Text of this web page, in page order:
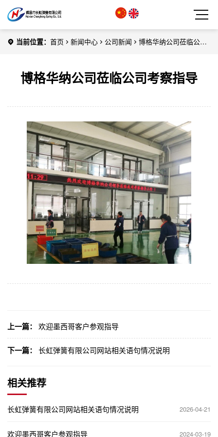
当前位置： 首页 新闻中心 公司新闻
博格华纳公司莅临公司
博格华纳公司莅临公司考察指导
上一篇： 欢迎墨西哥客户参观指导
下一篇： 长虹弹簧有限公司网站相关语句情况说明
相关推荐
长虹弹簧有限公司网站相关语句情况说明 2026-04-21
欢迎墨西哥客户参观指导 2024-03-19